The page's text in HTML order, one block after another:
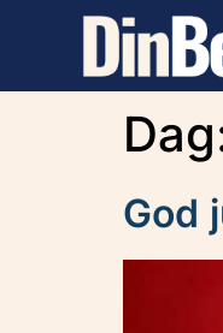
God